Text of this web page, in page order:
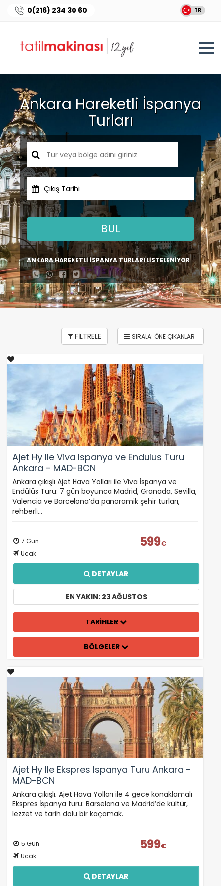
0(216) 234 30 60 TR
Ankara Hareketli İspanya
Turları
Çıkış Tarihi
BUL
ANKARA HAREKETLİ İSPANYA TURLARI LİSTELENİYOR
FİLTRELE
Ajet Hy Ile Viva Ispanya ve Endulus Turu
Ankara - MAD-BCN
Ankara çıkışlı Ajet Hava Yolları ile Viva İspanya ve
Endülüs Turu: 7 gün boyunca Madrid, Granada, Sevilla,
Valencia ve Barcelona’da panoramik şehir turları,
rehberli…
7 Gün
Ucak
599€
DETAYLAR
EN YAKIN: 23 AĞUSTOS
TARİHLER
BÖLGELER
Ajet Hy Ile Ekspres Ispanya Turu Ankara -
MAD-BCN
Ankara çıkışlı, Ajet Hava Yolları ile 4 gece konaklamalı
Ekspres İspanya turu: Barselona ve Madrid’de kültür,
lezzet ve tarih dolu bir kaçamak.
5 Gün
Ucak
599€
DETAYLAR